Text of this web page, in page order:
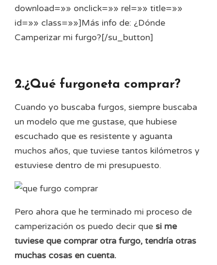
download=»» onclick=»» rel=»» title=»»
id=»» class=»»]Más info de: ¿Dónde
Camperizar mi furgo?[/su_button]
2.¿Qué furgoneta comprar?
Cuando yo buscaba furgos, siempre buscaba
un modelo que me gustase, que hubiese
escuchado que es resistente y aguanta
muchos años, que tuviese tantos kilómetros y
estuviese dentro de mi presupuesto.
Pero ahora que he terminado mi proceso de
camperización os puedo decir que si me
tuviese que comprar otra furgo, tendría otras
muchas cosas en cuenta.